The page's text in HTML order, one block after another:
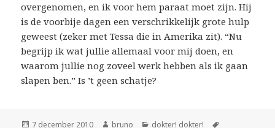
overgenomen, en ik voor hem paraat moet zijn. Hij
is de voorbije dagen een verschrikkelijk grote hulp
geweest (zeker met Tessa die in Amerika zit). “Nu
begrijp ik wat jullie allemaal voor mij doen, en
waarom jullie nog zoveel werk hebben als ik gaan
slapen ben.” Is ’t geen schatje?
Geplaatst
7 december 2010 Auteur
bruno Categorieën
dokter! dokter!